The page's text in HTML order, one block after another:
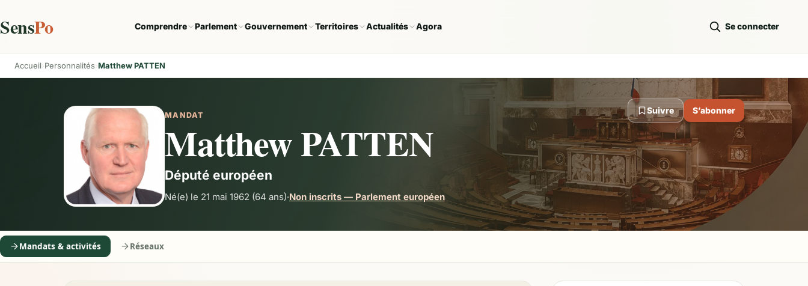
SensPo Comprendre Parlement Gouvernement Territoires Actualités Agora Se connecter
Accueil Personnalités Matthew PATTEN
MANDAT
Matthew PATTEN
Député européen
Né(e) le 21 mai 1962 (64 ans)·Non inscrits — Parlement européen
Suivre S’abonner
Mandats & activités Réseaux